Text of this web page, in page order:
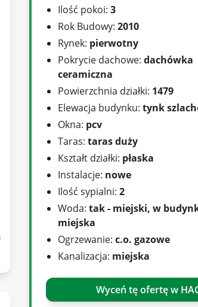
Ilość pokoi:3
Rok Budowy:2010
Rynek: pierwotny
Pokrycie dachowe:dachówka
ceramiczna
Powierzchnia działki: 1479
Elewacja budynku:tynk
Okna: pcv
Taras:taras duży
Kształt działki: płaska
Instalacje: nowe
Ilość sypialni:2
Woda:tak - miejski, w
miejska
Ogrzewanie:c.o. gazowe
Kanalizacja: miejska
Wyceń tę ofertę w